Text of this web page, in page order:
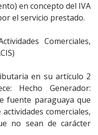
en concepto del IVA
el servicio prestado.
Comerciales,
en su artículo 2
Hecho Generador:
fuente paraguaya que
comerciales,
no sean de carácter